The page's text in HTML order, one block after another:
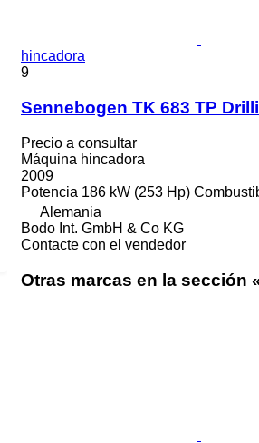
hincadora
9
Sennebogen TK 683 TP
Precio a consultar
Máquina hincadora
2009
Potencia 186 kW (253 Hp)
Alemania
Bodo Int. GmbH & Co KG
Contacte con el vendedor
Otras marcas en la sección